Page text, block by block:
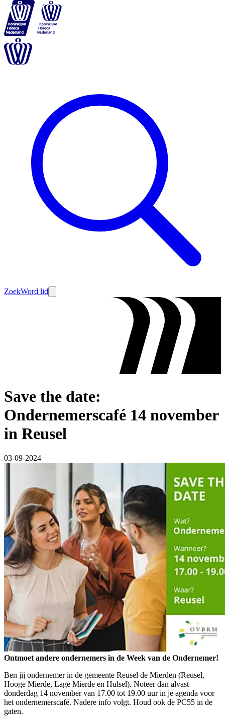
ZoekWord lid
Save the date:
Ondernemerscafé 14 november
in Reusel
03-09-2024
Ontmoet andere ondernemers in de Week van de Ondernemer!
Ben jij ondernemer in de gemeente Reusel de Mierden (Reusel,
Hooge Mierde, Lage Mierde en Hulsel). Noteer dan alvast
donderdag 14 november van 17.00 tot 19.00 uur in je agenda voor
het ondernemerscafé. Nadere info volgt. Houd ook de PC55 in de
gaten.